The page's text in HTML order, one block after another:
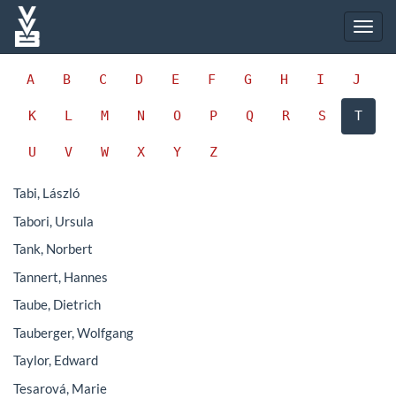
A B C D E F G H I J
K L M N O P Q R S T
U V W X Y Z
Tabi, László
Tabori, Ursula
Tank, Norbert
Tannert, Hannes
Taube, Dietrich
Tauberger, Wolfgang
Taylor, Edward
Tesarová, Marie